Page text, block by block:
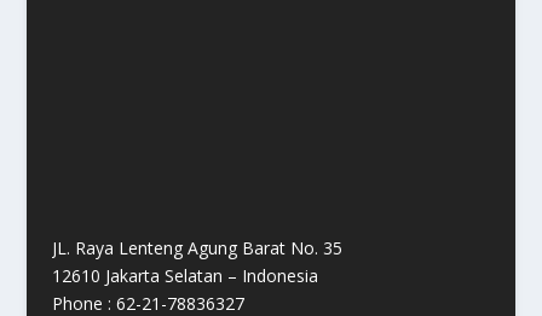
JL. Raya Lenteng Agung Barat No. 35
12610 Jakarta Selatan – Indonesia
Phone : 62-21-78836327